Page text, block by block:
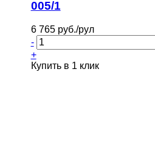
005/1
6 765 руб./рул
-
+
Купить в 1 клик